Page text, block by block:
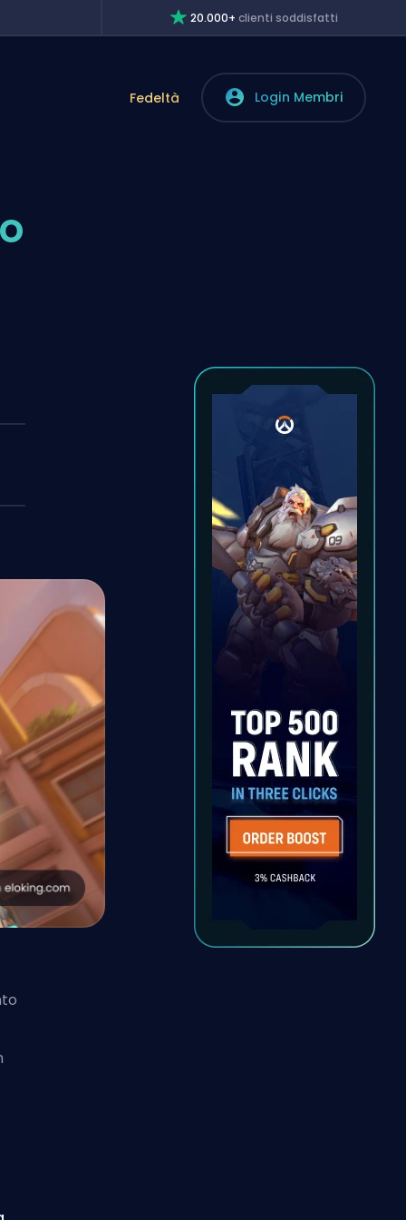
20.000+clienti soddisfatti
Fedeltà Login Membri